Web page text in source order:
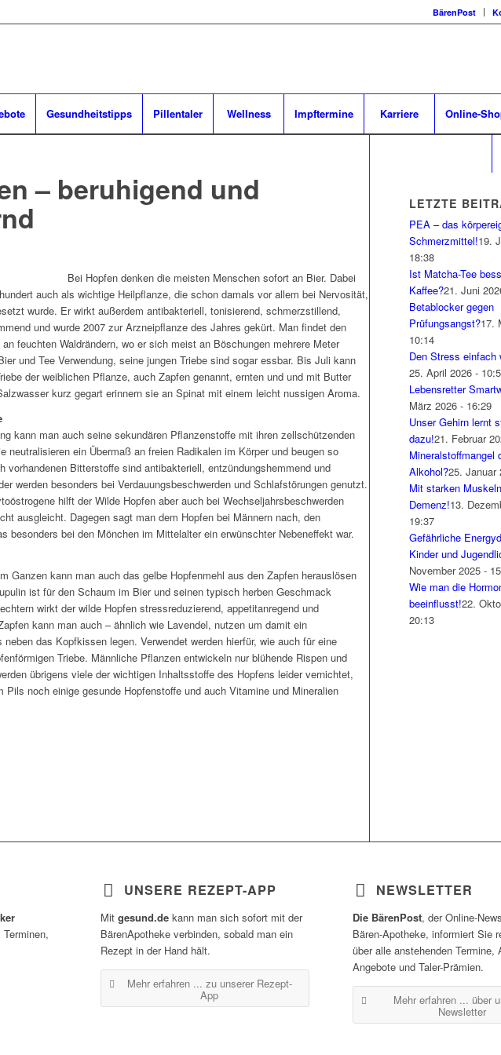
BärenPost
Gesundheitstipps Pillentaler Wellness Impftermine Karriere Online-
– beruhigend und
Bei Hopfen denken die meisten Menschen sofort an Bier. Dabei
auch als wichtige Heilpflanze, die schon damals vor allem bei Nervosität,
wurde. Er wirkt außerdem antibakteriell, tonisierend, schmerzstillend,
und wurde 2007 zur Arzneipflanze des Jahres gekürt. Man findet den
feuchten Waldrändern, wo er sich meist an Böschungen mehrere Meter
und Tee Verwendung, seine jungen Triebe sind sogar essbar. Bis Juli kann
der weiblichen Pflanze, auch Zapfen genannt, ernten und und mit Butter
kurz gegart erinnern sie an Spinat mit einem leicht nussigen Aroma.
kann man auch seine sekundären Pflanzenstoffe mit ihren zellschützenden
neutralisieren ein Übermaß an freien Radikalen im Körper und beugen so
vorhandenen Bitterstoffe sind antibakteriell, entzündungshemmend und
werden besonders bei Verdauungsbeschwerden und Schlafstörungen genutzt.
hilft der Wilde Hopfen aber auch bei Wechseljahrsbeschwerden
ausgleicht. Dagegen sagt man dem Hopfen bei Männern nach, den
besonders bei den Mönchen im Mittelalter ein erwünschter Nebeneffekt war.
Ganzen kann man auch das gelbe Hopfenmehl aus den Zapfen herauslösen
ist für den Schaum im Bier und seinen typisch herben Geschmack
wirkt der wilde Hopfen stressreduzierend, appetitanregend und
kann man auch – ähnlich wie Lavendel, nutzen um damit ein
das Kopfkissen legen. Verwendet werden hierfür, wie auch für eine
Triebe. Männliche Pflanzen entwickeln nur blühende Rispen und
übrigens viele der wichtigen Inhaltsstoffe des Hopfens leider vernichtet,
Pils noch einige gesunde Hopfenstoffe und auch Vitamine und Mineralien
LETZTE
PEA – das
Schmerzmittel!19.
18:38
Ist Matcha-Tee
Kaffee?21. Juni
Betablocker gegen
Prüfungsangst?17.
10:14
Den Stress einfach
25. April 2026 -
Lebensretter
März 2026 - 16:29
Unser Gehirn lernt
dazu!21. Februar
Mineralstoffmangel
Alkohol?25. Januar
Mit starken
Demenz!13.
19:37
Gefährliche
Kinder und
November 2025 -
Wie man die
beeinflusst!22.
20:13
UNSERE REZEPT-APP
Mit gesund.dekann man sich sofort mit der
BärenApotheke verbinden, sobald man ein
Rezept in der Hand hält.
Mehr erfahren ... zu unserer Rezept-
App
NEWSLETTER
Die BärenPost, der Online-
Bären-Apotheke, informiert Sie
über alle anstehenden Termine,
Angebote und Taler-Prämien.
Mehr erfahren ... über
Newsletter